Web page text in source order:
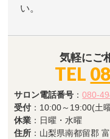
い。
気軽にご
TEL
サロン電話番号 ：080-
受付 ：10:00～19:00(土
休業 ：日曜・水曜
住所 ：山梨県南都留郡